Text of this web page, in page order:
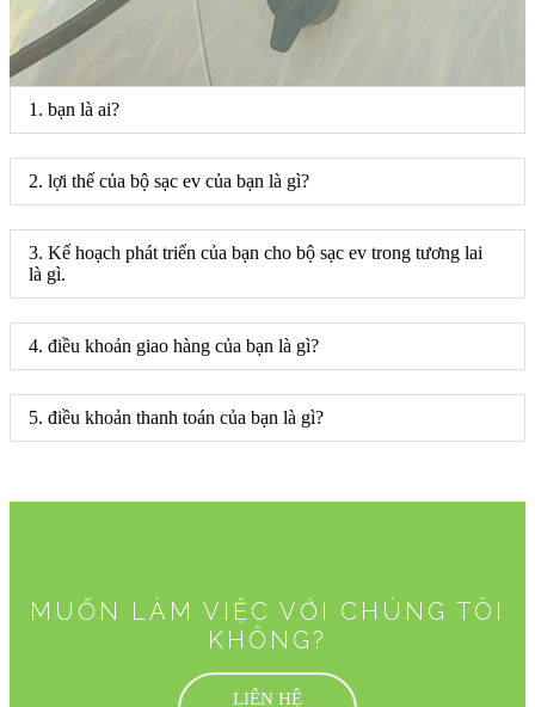
1. bạn là ai?
2. lợi thế của bộ sạc ev của bạn là gì?
3. Kế hoạch phát triển của bạn cho bộ sạc ev trong tương lai
là gì.
4. điều khoản giao hàng của bạn là gì?
5. điều khoản thanh toán của bạn là gì?
MUỐN LÀM VIỆC VỚI CHÚNG TÔI
KHÔNG?
LIÊN HỆ